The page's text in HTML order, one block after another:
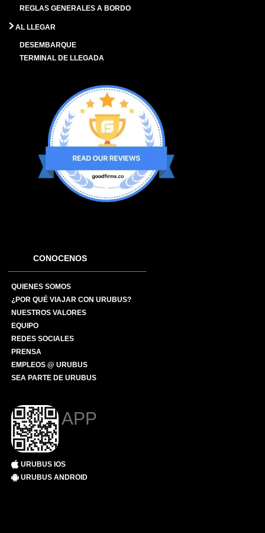
REGLAS GENERALES A BORDO
AL LLEGAR
DESEMBARQUE
TERMINAL DE LLEGADA
CONOCENOS
QUIENES SOMOS
¿POR QUÉ VIAJAR CON URUBUS?
NUESTROS VALORES
EQUIPO
REDES SOCIALES
PRENSA
EMPLEOS @ URUBUS
SEA PARTE DE URUBUS
APP
URUBUS IOS
URUBUS ANDROID